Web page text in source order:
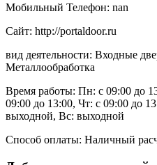
Мобильный Телефон: nan
Сайт: http://portaldoor.ru
вид деятельности: Входные
Металлообработка
Время работы: Пн: с 09:00 до
09:00 до 13:00, Чт: с 09:00 до
выходной, Вс: выходной
Способ оплаты: Наличный